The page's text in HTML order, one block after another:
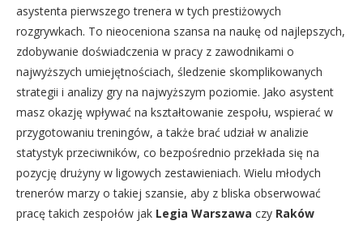
asystenta pierwszego trenera w tych prestiżowych
rozgrywkach. To nieoceniona szansa na naukę od najlepszych,
zdobywanie doświadczenia w pracy z zawodnikami o
najwyższych umiejętnościach, śledzenie skomplikowanych
strategii i analizy gry na najwyższym poziomie. Jako asystent
masz okazję wpływać na kształtowanie zespołu, wspierać w
przygotowaniu treningów, a także brać udział w analizie
statystyk przeciwników, co bezpośrednio przekłada się na
pozycję drużyny w ligowych zestawieniach. Wielu młodych
trenerów marzy o takiej szansie, aby z bliska obserwować
pracę takich zespołów jak Legia Warszawa czy Raków